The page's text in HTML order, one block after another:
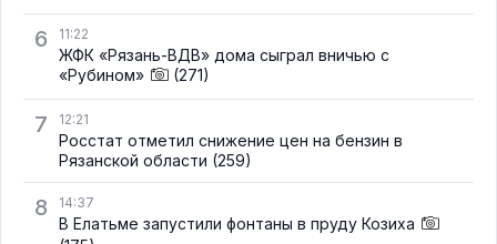
6 11:22
ЖФК «Рязань-ВДВ» дома сыграл вничью с
«Рубином»
(271)
7 12:21
Росстат отметил снижение цен на бензин в
Рязанской области (259)
8 14:37
В Елатьме запустили фонтаны в пруду Козиха